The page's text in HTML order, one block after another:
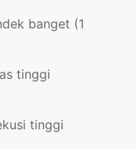
banget (1
tinggi
tinggi